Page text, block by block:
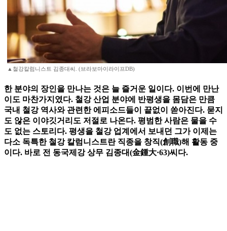
▲철강칼럼니스트 김종대씨. (브라보마이라이프DB)
한 분야의 장인을 만나는 것은 늘 즐거운 일이다. 이번에 만난
이도 마찬가지였다. 철강 산업 분야에 반평생을 몸담은 만큼
국내 철강 역사와 관련한 에피소드들이 끝없이 쏟아진다. 묻지
도 않은 이야깃거리도 저절로 나온다. 평범한 사람은 물을 수
도 없는 스토리다. 평생을 철강 업계에서 보내던 그가 이제는
다소 독특한 철강 칼럼니스트란 직종을 창직(創職)해 활동 중
이다. 바로 전 동국제강 상무 김종대(金鍾大·63)씨다.